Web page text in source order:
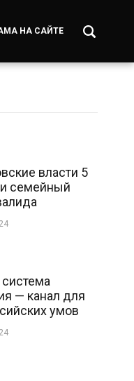
НА САЙТЕ
власти 5
семейный
— канал для
умов